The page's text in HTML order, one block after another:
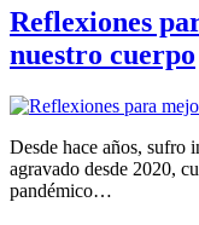
Reflexiones
nuestro cuerpo
Desde hace años, sufro
agravado desde 2020,
pandémico…